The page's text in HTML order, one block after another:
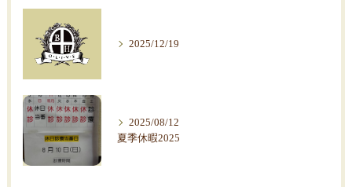
2025/12/19
2025/08/12
夏季休暇2025